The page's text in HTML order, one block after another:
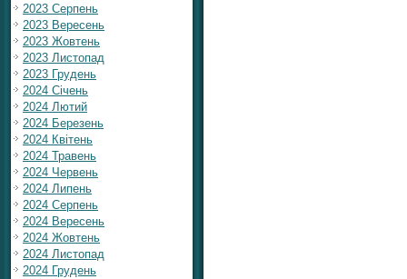
2023 Серпень
2023 Вересень
2023 Жовтень
2023 Листопад
2023 Грудень
2024 Січень
2024 Лютий
2024 Березень
2024 Квітень
2024 Травень
2024 Червень
2024 Липень
2024 Серпень
2024 Вересень
2024 Жовтень
2024 Листопад
2024 Грудень